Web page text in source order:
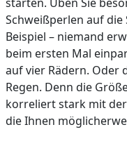
Schweißperlen auf
Beispiel – niemand
beim ersten Mal
auf vier Rädern. Oder
Regen. Denn die
korreliert stark mit
die Ihnen